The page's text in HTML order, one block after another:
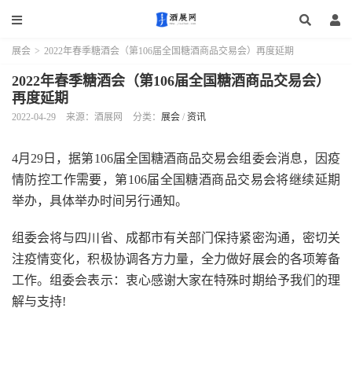
展会 > 2022年春季糖酒会（第106届全国糖酒商品交易会）再度延期
2022年春季糖酒会（第106届全国糖酒商品交易会）
再度延期
2022-04-29 来源：酒展网 分类： 展会 / 资讯
4月29日，据第106届全国糖酒商品交易会组委会消息，因疫
情防控工作需要，第106届全国糖酒商品交易会将继续延期
举办，具体举办时间另行通知。
组委会将与四川省、成都市有关部门保持紧密沟通，密切关
注疫情变化，积极协调各方力量，全力做好展会的各项筹备
工作。组委会表示：衷心感谢大家在特殊时期给予我们的理
解与支持!